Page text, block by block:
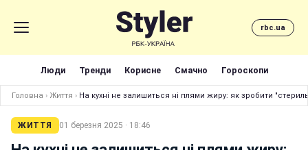
rbc.ua
Люди Тренди Корисне Смачно Гороскопи
Головна › Життя › На кухні не залишиться ні плями жиру: як зробити
ЖИТТЯ 01 березня 2025 · 18:46